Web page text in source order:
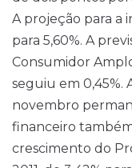
A projeção para a
para 5,60%. A
Consumidor
seguiu em 0,45%.
novembro
financeiro
crescimento do